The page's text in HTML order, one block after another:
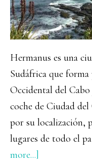
Hermanus es una
Sudáfrica que
Occidental del Cabo
coche de Ciudad del
por su localización,
lugares de todo el
more...]